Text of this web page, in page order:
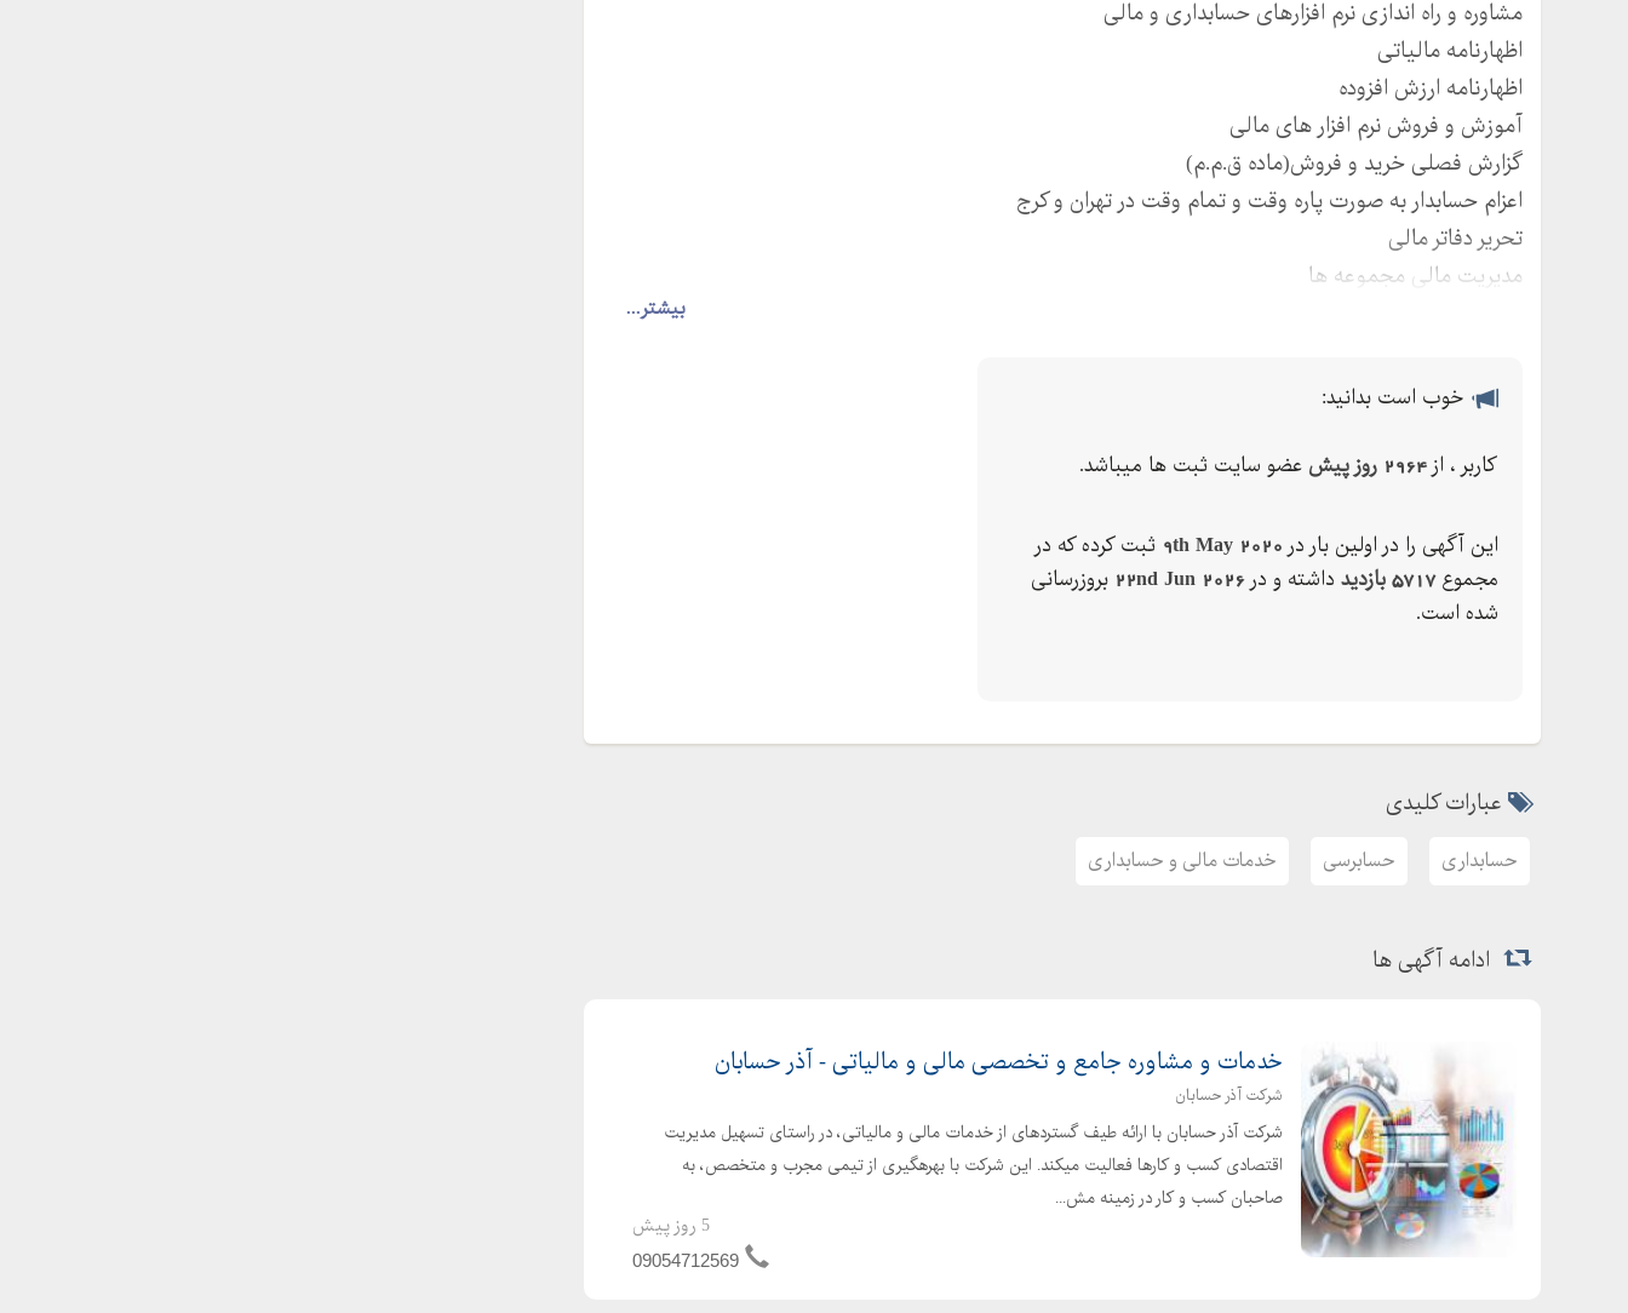
بیشتر...
مشاوره و راه اندازی نرم افزارهای حسابداری و مالی
اظهارنامه مالیاتی
اظهارنامه ارزش افزوده
آموزش و فروش نرم افزار های مالی
گزارش فصلی خرید و فروش(ماده ق.م.م)
اعزام حسابدار به صورت پاره وقت و تمام وقت در تهران و کرج
تحریر دفاتر مالی
مدیریت مالی مجموعه ها
خوب است بدانید:
کاربر ، از 2964 روز پیش عضو سایت ثبت ها میباشد.
این آگهی را در اولین بار در 9th May 2020 ثبت کرده که در
مجموع5717 بازدید داشته و در 22nd Jun 2026 بروزرسانی
شده است.
عبارات کلیدی
حسابداری حسابرسی خدمات مالی و حسابداری
ادامه آگهی ها
خدمات و مشاوره جامع و تخصصی مالی و مالیاتی - آذر حسابان
شرکت آذر حسابان
شرکت آذر حسابان با ارائه طیف گستردهای از خدمات مالی و مالیاتی، در راستای تسهیل مدیریت
اقتصادی کسب و کارها فعالیت میکند. این شرکت با بهرهگیری از تیمی مجرب و متخصص، به
صاحبان کسب و کار در زمینه مش...
5 روز پیش
09054712569